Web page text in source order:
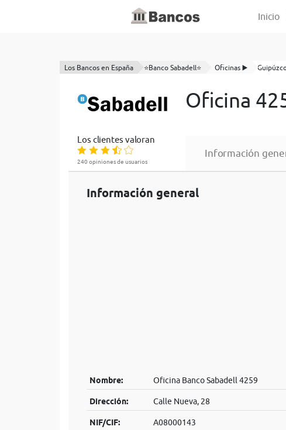
Inicio
Los Bancos en España ⭐Banco Sabadell⭐ Oficinas ▶️
Oficina
Los clientes valoran
240 opiniones de usuarios
Información
Información general
Nombre: Oficina Banco Sabadell 4259
Dirección: Calle Nueva, 28
NIF/CIF: A08000143